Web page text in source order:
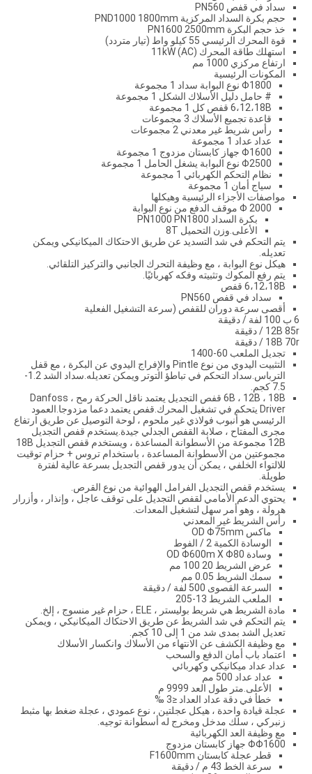
سداد في قفص PN560
حجم بكرة السداد المركزية PND1000 1800mm
خذ حجم البكرة PN1600 2500mm
قوة المحرك الرئيسي 55 كيلو واط (تيار متردد)
استهلك طاقة المحرك 11kW (AC)
ارتفاع مركزي 1000 مم
المكونات الرئيسية
Φ1800 نوع البوابة سداد 1 مجموعة
# حامل دليل الأسلاك الشكل 1 مجموعة
6،12،18B قفص كل 1 مجموعة
قاعدة تجميع الأسلاك 3 مجموعات
رأس شريط غير معدني 2 مجموعات
عداد عداد 1 مجموعة
Φ1600 جهاز كابستان مزدوج 1 مجموعة
Φ2500 نوع البوابة يشغل الحامل 1 مجموعة
نظام التحكم الكهربائي 1 مجموعة
سياج أمان 1 مجموعة
مواصفات الأجزاء الرئيسية وهيكلها
Φ 2000 موقف الدفع من نوع البوابة
بكرة السداد PN1000 PN1800
الأعلى.وزن التحميل 8T
يتم التحكم في شد التسديد عن طريق الاحتكاك الميكانيكي ويمكن
تعديله.
هيكل نوع البوابة ، مع وظيفة التحرك الجانبي والتركيز التلقائي.
يتم رفع المكوك وتثبيته وفكه كهربائيًا.
6،12،18B قفص
سداد في قفص PN560
أقصى سرعة دوران للقفص (سرعة التشغيل الفعلية
6 ب 100 لفة / دقيقة
12B 85r / دقيقة
18B 70r / دقيقة
تجديل الملعب 60-1400
التثبيت اليدوي من نوع Pintle والإفراج اليدوي عن البكرة ، مع قفل
الترباس.سداد التحكم في تباطؤ التوتر ويمكن تعديله.سداد الشد 1.2-
7.5 كجم.
6B ، 12B ، 18B قفص التجديل يعتمد ناقل الحركة رمح ، Danfoss
Driver يتحكم في تشغيل المحرك.قفص يعتمد دعما مزدوجا.العمود
الرئيسي هو أنبوب فولاذي غير ملحوم ، لوحة التوصيل عن طريق ارتفاع
مجرى المفتاح ، صلابة القفص الجدلي جيدة.يستخدم قفص التجديل
12B مجموعة من الأسطوانة المساعدة ، ويستخدم قفص التجديل 18B
مجموعتين من الأسطوانة المساعدة ، باستخدام تروس + حزام توقيت
للالتواء الخلفي ، يمكن أن يدور قفص التجديل بسرعة عالية لفترة
طويلة.
يستخدم قفص التجديل الفرامل الهوائية من نوع القرص.
يحتوي الدعم الأمامي لقفص التجديل على توقف عاجل ، وإنذار ، وأزرار
هرولة ، وهو أمر سهل لتشغيل المعدات.
رأس الشريط غير المعدني
ماكس OD Φ75mm
الوسادة الكمية 2 / الفوط
وسادة OD Φ600m X Φ80
عرض الشريط 20 100 مم
سمك الشريط 0.05 مم
السرعة القصوى 500 لفة / دقيقة
الملعب الشريط 13-205
مادة الشريط هي شريط بوليستر ، ELE ، حزام غير منسوج ، إلخ.
يتم التحكم في شد الشريط عن طريق الاحتكاك الميكانيكي ، ويمكن
تعديل الشد بمدى شد من 1 إلى 10 كجم.
مع وظيفة الكشف عن الانتهاء من الأسلاك وانكسار الأسلاك
اعتماد باب أمان الدفع والسحب
عداد عداد ميكانيكي وكهربائي
عداد عداد 500 مم
الأعلى.متر طول العد 9999 م
خطأ في دقة عداد العداد ≤3 ‰
عجلة قيادة واحدة ، هيكل عجلتين ، نوع عمودي ، عجلة ضغط بها مثبط
زنبركي ، سلك مدخل ومخرج له أسطوانة توجيه.
مع وظيفة العد الكهربائية
ΦΦ1600 جهاز كابستان مزدوج
قطر عجلة كابستان F1600mm
سرعة الخط 43 م / دقيقة